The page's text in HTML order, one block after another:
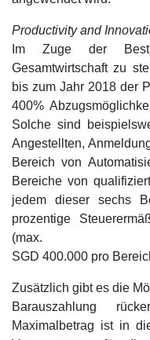
Productivity and
Im Zuge der
Gesamtwirtschaft zu
bis zum Jahr 2018 der
400%
Solche sind
Angestellten,
Bereich von
Bereiche von
jedem dieser sechs
prozentige
(max.
SGD 400.000 pro
Zusätzlich gibt es die
Barauszahlung
Maximalbetrag ist in